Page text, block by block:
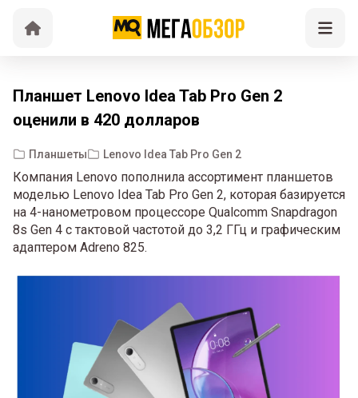
Планшет Lenovo Idea Tab Pro Gen 2
оценили в 420 долларов
Планшеты Lenovo Idea Tab Pro Gen 2
Компания Lenovo пополнила ассортимент планшетов
моделью Lenovo Idea Tab Pro Gen 2, которая базируется
на 4-нанометровом процессоре Qualcomm Snapdragon
8s Gen 4 с тактовой частотой до 3,2 ГГц и графическим
адаптером Adreno 825.